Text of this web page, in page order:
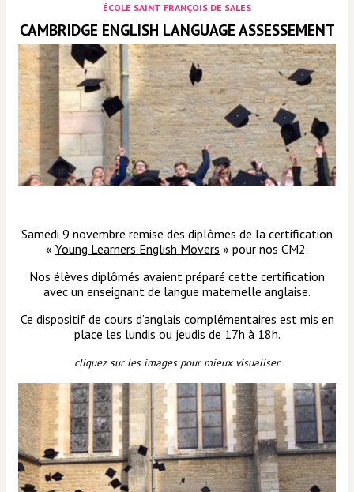
ÉCOLE SAINT FRANÇOIS DE SALES
CAMBRIDGE ENGLISH LANGUAGE ASSESSEMENT
Samedi 9 novembre remise des diplômes de la certification
« Young Learners English Movers » pour nos CM2.
Nos élèves diplômés avaient préparé cette certification
avec un enseignant de langue maternelle anglaise.
Ce dispositif de cours d’anglais complémentaires est mis en
place les lundis ou jeudis de 17h à 18h.
cliquez sur les images pour mieux visualiser